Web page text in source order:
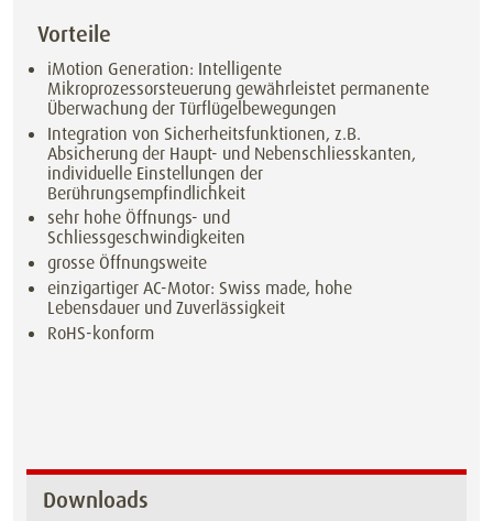
Vorteile
iMotion Generation: Intelligente
Mikroprozessorsteuerung gewährleistet permanente
Überwachung der Türflügelbewegungen
Integration von Sicherheitsfunktionen, z.B.
Absicherung der Haupt- und Nebenschliesskanten,
individuelle Einstellungen der
Berührungsempfindlichkeit
sehr hohe Öffnungs- und
Schliessgeschwindigkeiten
grosse Öffnungsweite
einzigartiger AC-Motor: Swiss made, hohe
Lebensdauer und Zuverlässigkeit
RoHS-konform
Downloads